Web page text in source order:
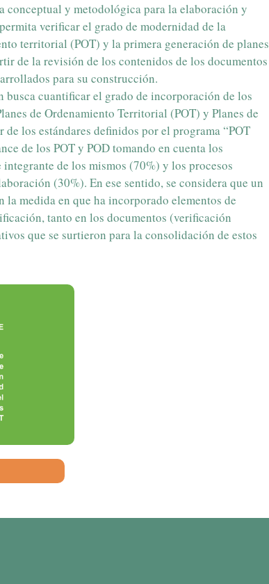
conceptual y metodológica para la elaboración y
verificar el grado de modernidad de la
territorial (POT) y la primera generación de planes
de la revisión de los contenidos de los documentos
para su construcción.
busca cuantificar el grado de incorporación de los
de Ordenamiento Territorial (POT) y Planes de
los estándares definidos por el programa “POT
de los POT y POD tomando en cuenta los
de los mismos (70%) y los procesos
(30%). En ese sentido, se considera que un
medida en que ha incorporado elementos de
tanto en los documentos (verificación
que se surtieron para la consolidación de estos